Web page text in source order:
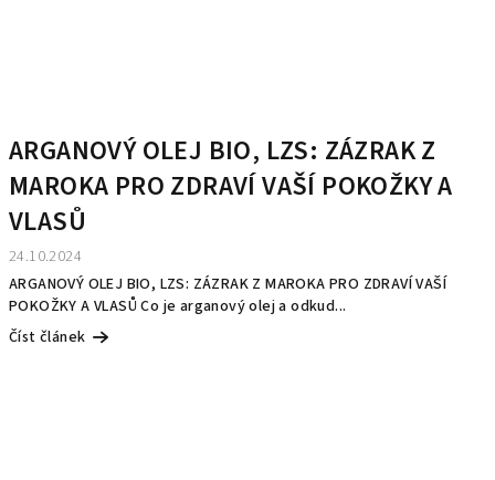
ARGANOVÝ OLEJ BIO, LZS: ZÁZRAK Z
MAROKA PRO ZDRAVÍ VAŠÍ POKOŽKY A
VLASŮ
24.10.2024
ARGANOVÝ OLEJ BIO, LZS: ZÁZRAK Z MAROKA PRO ZDRAVÍ VAŠÍ
POKOŽKY A VLASŮ Co je arganový olej a odkud...
Číst článek